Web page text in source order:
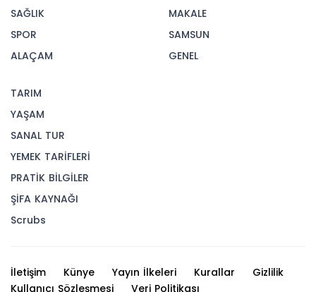
SAĞLIK
SPOR
ALAÇAM
MAKALE
SAMSUN
GENEL
TARIM
YAŞAM
SANAL TUR
YEMEK TARİFLERİ
PRATİK BİLGİLER
ŞİFA KAYNAĞI
Scrubs
İletişim Künye Yayın İlkeleri Kurallar
Gizlilik
Kullanıcı Sözleşmesi
Veri Politikası